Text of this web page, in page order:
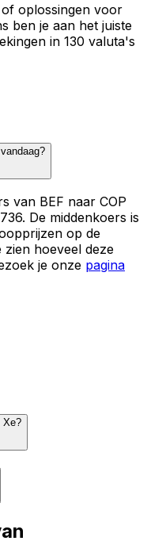
oplossingen voor
ben je aan het juiste
in 130 valuta's
van BEF naar COP
De middenkoers is
op de
zien hoeveel deze
je onze pagina
Xe?